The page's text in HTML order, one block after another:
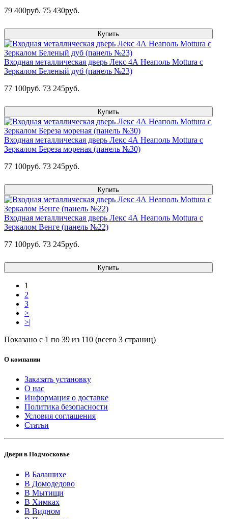
79 400руб. 75 430руб.
Купить
Входная металлическая дверь Лекс 4А Неаполь Mottura с
Зеркалом Беленый дуб (панель №23)
77 100руб. 73 245руб.
Купить
Входная металлическая дверь Лекс 4А Неаполь Mottura с
Зеркалом Береза мореная (панель №30)
77 100руб. 73 245руб.
Купить
Входная металлическая дверь Лекс 4А Неаполь Mottura с
Зеркалом Венге (панель №22)
77 100руб. 73 245руб.
Купить
1
2
3
>
>|
Показано с 1 по 39 из 110 (всего 3 страниц)
О компании
Заказать установку
О нас
Информация о доставке
Политика безопасности
Условия соглашения
Статьи
Двери в Подмосковье
В Балашихе
В Домодедово
В Мытищи
В Химках
В Видном